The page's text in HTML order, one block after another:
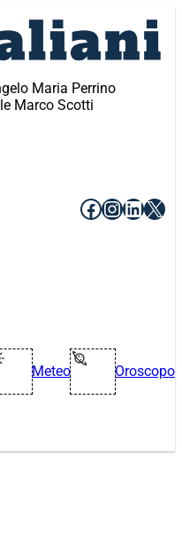
Maria Perrino
Marco Scotti
Facebook
X
Meteo Oroscopo